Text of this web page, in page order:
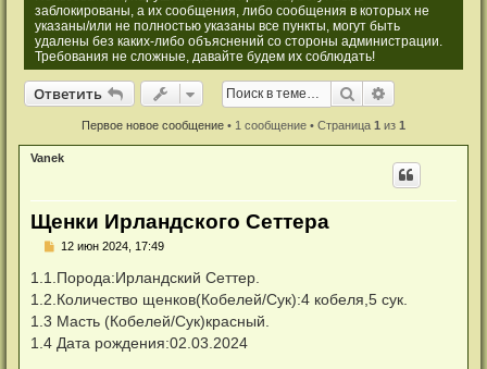
заблокированы, а их сообщения, либо сообщения в которых не
указаны/или не полностью указаны все пункты, могут быть
удалены без каких-либо объяснений со стороны администрации.
Требования не сложные, давайте будем их соблюдать!
Ответить
Ответить Поиск
Первое новое сообщение • 1 сообщение • Страница 1 из 1
Vanek
Щенки Ирландского Сеттера
Н
п
о
ч
и
т
12 июн 2024, 17:49
1.1.Порода:Ирландский Сеттер.
1.2.Количество щенков(Кобелей/Сук):4 кобеля,5 сук.
1.3 Масть (Кобелей/Сук)красный.
1.4 Дата рождения:02.03.2024